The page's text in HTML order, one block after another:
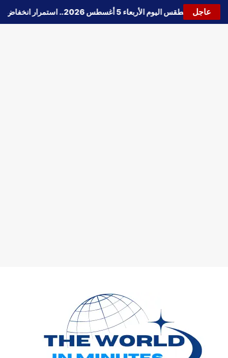
عاجل 🔵حالة الطقس اليوم الأربعاء 5 أغسطس 2026.. استمرار انخفاض الحرارة وتحذيرات من الشبورة واضطراب الملاحة